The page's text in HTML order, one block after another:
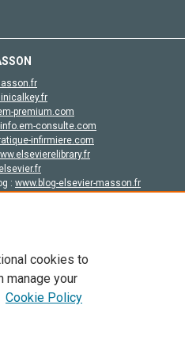
premium.com
consulte.com
infirmiere.com
: www.blog-elsevier-masson.fr
Tout les droits sont réservés,
accès, les conditions de licence
cookies to
manage your
Cookie Policy